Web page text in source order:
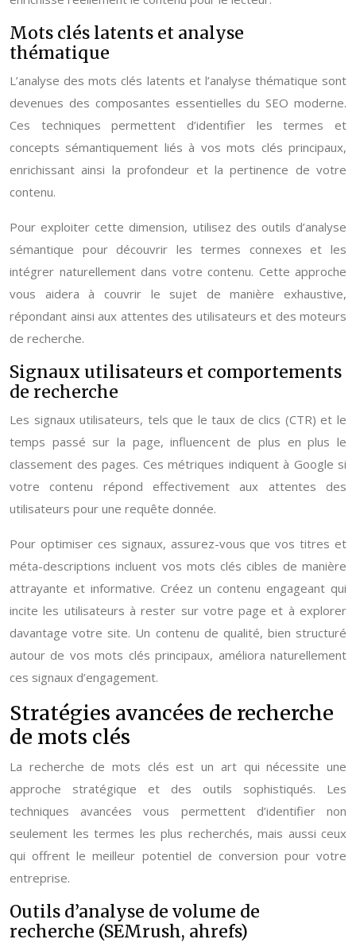
Mots clés latents et analyse
thématique
L’analyse des mots clés latents et l’analyse thématique sont
devenues des composantes essentielles du SEO moderne.
Ces techniques permettent d’identifier les termes et
concepts sémantiquement liés à vos mots clés principaux,
enrichissant ainsi la profondeur et la pertinence de votre
contenu.
Pour exploiter cette dimension, utilisez des outils d’analyse
sémantique pour découvrir les termes connexes et les
intégrer naturellement dans votre contenu. Cette approche
vous aidera à couvrir le sujet de manière exhaustive,
répondant ainsi aux attentes des utilisateurs et des moteurs
de recherche.
Signaux utilisateurs et comportements
de recherche
Les signaux utilisateurs, tels que le taux de clics (CTR) et le
temps passé sur la page, influencent de plus en plus le
classement des pages. Ces métriques indiquent à Google si
votre contenu répond effectivement aux attentes des
utilisateurs pour une requête donnée.
Pour optimiser ces signaux, assurez-vous que vos titres et
méta-descriptions incluent vos mots clés cibles de manière
attrayante et informative. Créez un contenu engageant qui
incite les utilisateurs à rester sur votre page et à explorer
davantage votre site. Un contenu de qualité, bien structuré
autour de vos mots clés principaux, améliora naturellement
ces signaux d’engagement.
Stratégies avancées de recherche
de mots clés
La recherche de mots clés est un art qui nécessite une
approche stratégique et des outils sophistiqués. Les
techniques avancées vous permettent d’identifier non
seulement les termes les plus recherchés, mais aussi ceux
qui offrent le meilleur potentiel de conversion pour votre
entreprise.
Outils d’analyse de volume de
recherche (SEMrush, ahrefs)